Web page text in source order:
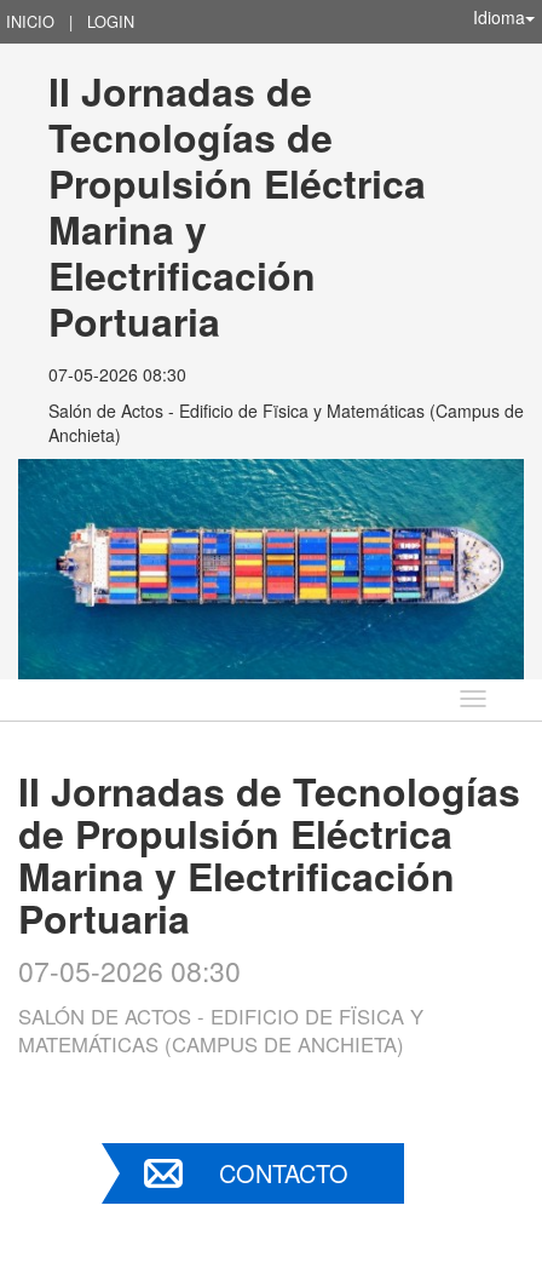
INICIO | LOGIN Idioma
II Jornadas de
Tecnologías de
Propulsión Eléctrica
Marina y
Electrificación
Portuaria
07-05-2026 08:30
Salón de Actos - Edificio de Fïsica y Matemáticas (Campus de
Anchieta)
Idioma
II Jornadas de Tecnologías
de Propulsión Eléctrica
Marina y Electrificación
Portuaria
07-05-2026 08:30
SALÓN DE ACTOS - EDIFICIO DE FÏSICA Y
MATEMÁTICAS (CAMPUS DE ANCHIETA)
CONTACTO